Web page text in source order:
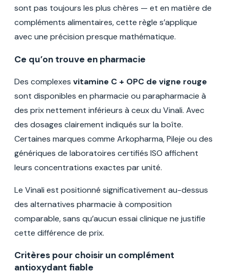
sont pas toujours les plus chères — et en matière de
compléments alimentaires, cette règle s’applique
avec une précision presque mathématique.
Ce qu’on trouve en pharmacie
Des complexes vitamine C + OPC de vigne rouge
sont disponibles en pharmacie ou parapharmacie à
des prix nettement inférieurs à ceux du Vinali. Avec
des dosages clairement indiqués sur la boîte.
Certaines marques comme Arkopharma, Pileje ou des
génériques de laboratoires certifiés ISO affichent
leurs concentrations exactes par unité.
Le Vinali est positionné significativement au-dessus
des alternatives pharmacie à composition
comparable, sans qu’aucun essai clinique ne justifie
cette différence de prix.
Critères pour choisir un complément
antioxydant fiable